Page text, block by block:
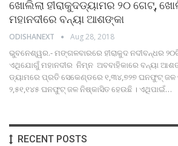
ଖୋଲିଲା ହୀରାକୁଦଡ୍ୟାମର ୨୦ ଗେଟ୍‌,
ମହାନଦୀରେ ବନ୍ୟା ଆଶଙ୍କା
ODISHANEXT Aug 28, 2018
ଭୁବନେଶ୍ୱର.- ମଙ୍ଗଳବାରରେ ହୀରାକୁଦ ନଦୀବନ୍ଧର
ଏଥିଯୋଗୁଁ ମହାନଦୀର ନିମ୍ନ ଅବବାହିକାରେ ବନ୍ୟା
ଡ୍ୟାମରେ ପ୍ରତି ସେକେଣ୍ଡରେ ୧,୩୪,୭୨୭ ଘନଫୁଟ୍ ଜଳ
୨,୫୧,୧୪୫ ଘନଫୁଟ୍ ଜଳ ନିଷ୍କାସିତ ହେଉଛି । ଏଥିପାଇଁ…
RECENT POSTS